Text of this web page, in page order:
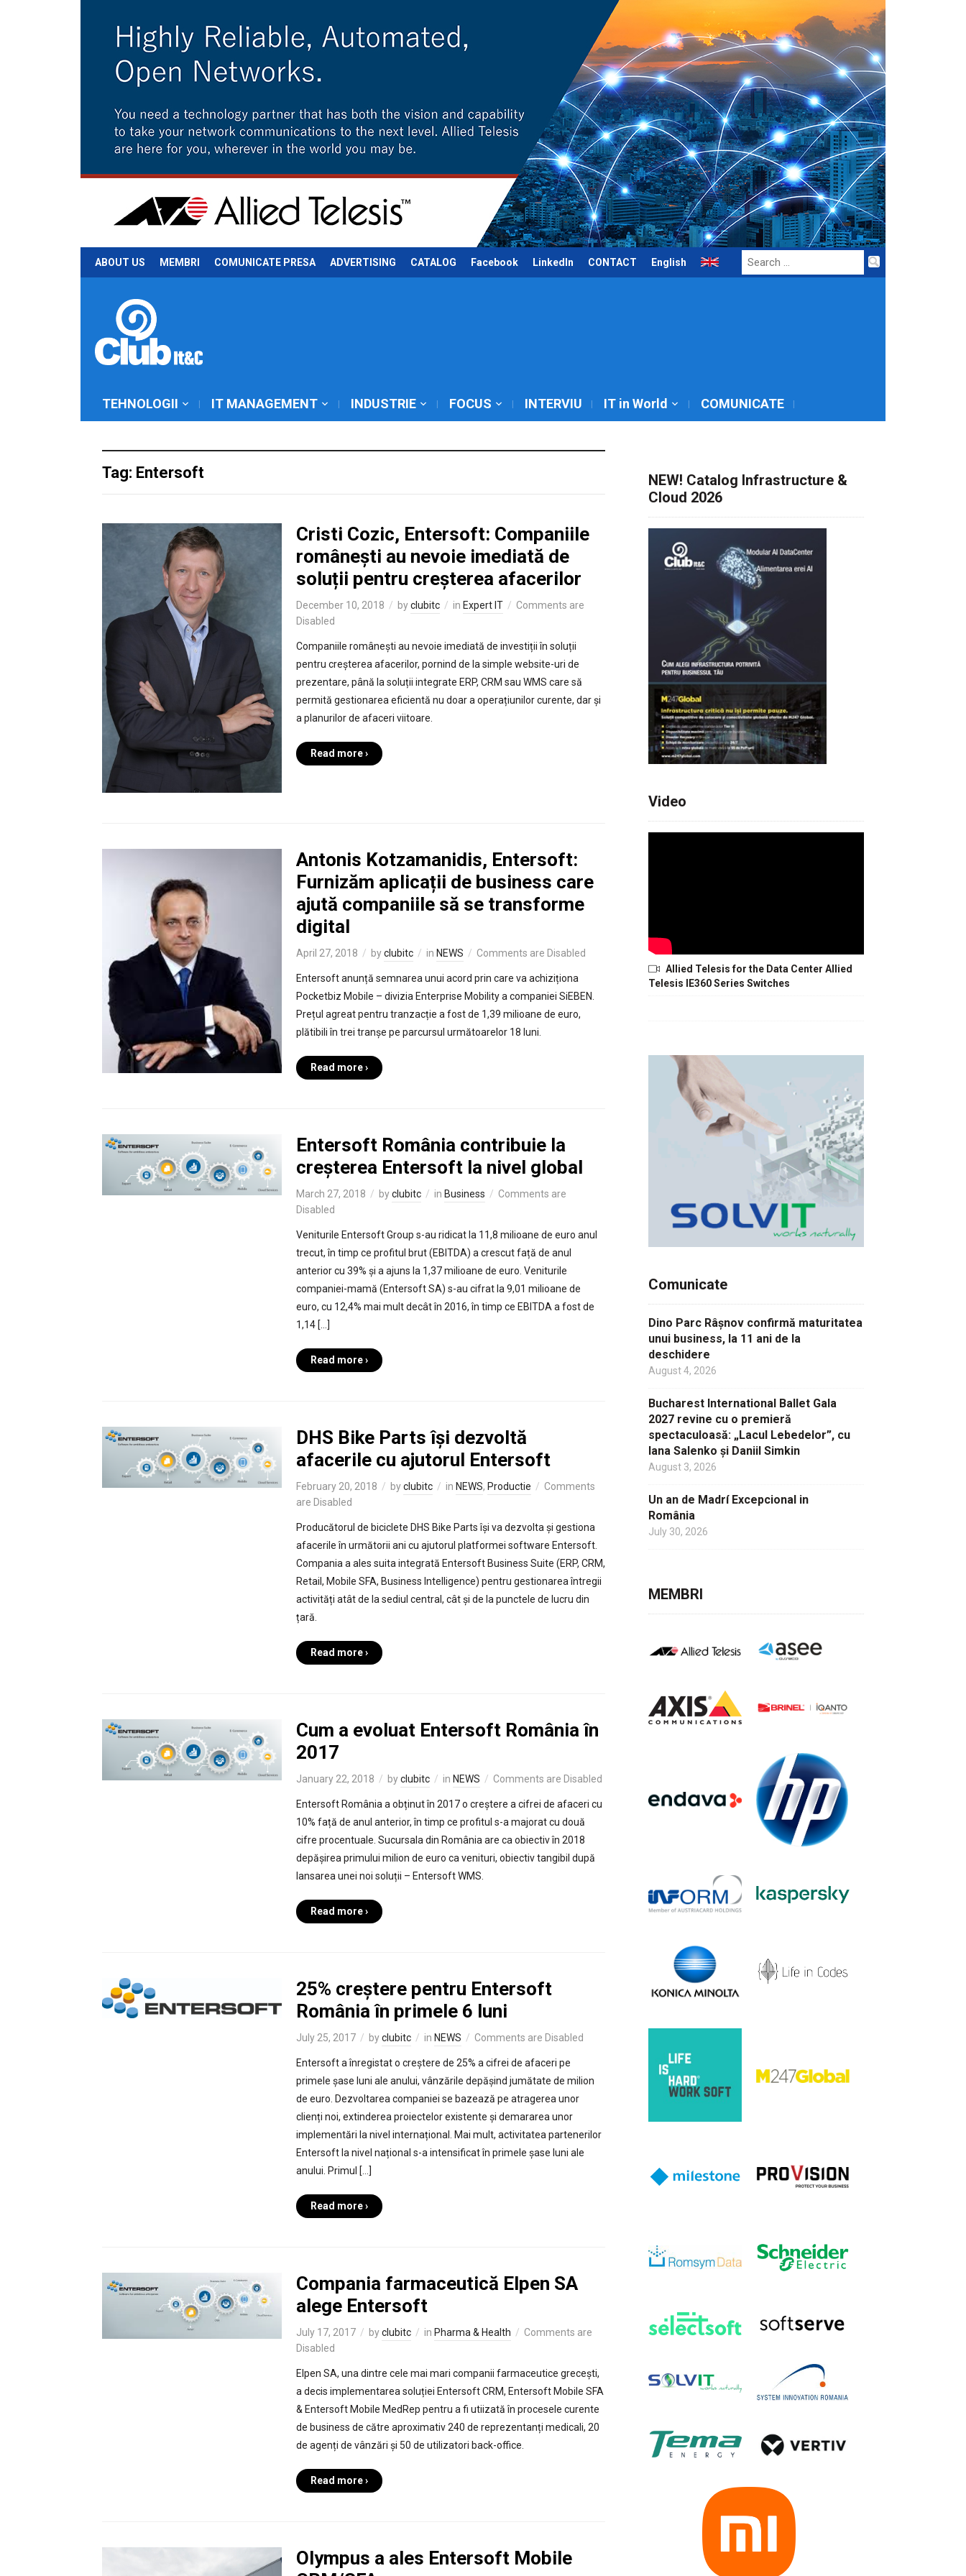
ABOUT US MEMBRI COMUNICATE PRESA ADVERTISING CATALOG Facebook LinkedIn CONTACT English
Search
for:
TEHNOLOGII IT MANAGEMENT INDUSTRIE FOCUS INTERVIU IT in World COMUNICATE
Tag: Entersoft
Cristi Cozic, Entersoft: Companiile
românești au nevoie imediată de
soluții pentru creșterea afacerilor
December 10, 2018 byclubitc in Expert IT
Comments are
Disabled
Companiile românești au nevoie imediată de investiții în soluții
pentru creșterea afacerilor, pornind de la simple website-uri de
prezentare, până la soluții integrate ERP, CRM sau WMS care să
permită gestionarea eficientă nu doar a operațiunilor curente, dar și
a planurilor de afaceri viitoare.
Read more ›
Antonis Kotzamanidis, Entersoft:
Furnizăm aplicații de business care
ajută companiile să se transforme
digital
April 27, 2018 byclubitc in NEWS Comments are Disabled
Entersoft anunță semnarea unui acord prin care va achiziționa
Pocketbiz Mobile – divizia Enterprise Mobility a companiei SiEBEN.
Prețul agreat pentru tranzacție a fost de 1,39 milioane de euro,
plătibili în trei tranșe pe parcursul următoarelor 18 luni.
Read more ›
Entersoft România contribuie la
creșterea Entersoft la nivel global
March 27, 2018 byclubitc in Business
Comments are
Disabled
Veniturile Entersoft Group s-au ridicat la 11,8 milioane de euro anul
trecut, în timp ce profitul brut (EBITDA) a crescut față de anul
anterior cu 39% și a ajuns la 1,37 milioane de euro. Veniturile
companiei-mamă (Entersoft SA) s-au cifrat la 9,01 milioane de
euro, cu 12,4% mai mult decât în 2016, în timp ce EBITDA a fost de
1,14 […]
Read more ›
DHS Bike Parts își dezvoltă
afacerile cu ajutorul Entersoft
February 20, 2018 byclubitc in NEWS, Productie
Comments
are Disabled
Producătorul de biciclete DHS Bike Parts își va dezvolta și gestiona
afacerile în următorii ani cu ajutorul platformei software Entersoft.
Compania a ales suita integrată Entersoft Business Suite (ERP, CRM,
Retail, Mobile SFA, Business Intelligence) pentru gestionarea întregii
activități atât de la sediul central, cât și de la punctele de lucru din
țară.
Read more ›
Cum a evoluat Entersoft România în
2017
January 22, 2018 byclubitc in NEWS Comments are Disabled
Entersoft România a obținut în 2017 o creștere a cifrei de afaceri cu
10% față de anul anterior, în timp ce profitul s-a majorat cu două
cifre procentuale. Sucursala din România are ca obiectiv în 2018
depășirea primului milion de euro ca venituri, obiectiv tangibil după
lansarea unei noi soluții – Entersoft WMS.
Read more ›
25% creștere pentru Entersoft
România în primele 6 luni
July 25, 2017 byclubitc in NEWS Comments are Disabled
Entersoft a înregistat o creștere de 25% a cifrei de afaceri pe
primele șase luni ale anului, vânzările depășind jumătate de milion
de euro. Dezvoltarea companiei se bazează pe atragerea unor
clienți noi, extinderea proiectelor existente și demararea unor
implementări la nivel internațional. Mai mult, activitatea partenerilor
Entersoft la nivel național s-a intensificat în primele șase luni ale
anului. Primul […]
Read more ›
Compania farmaceutică Elpen SA
alege Entersoft
July 17, 2017 byclubitc in Pharma & Health
Comments are
Disabled
Elpen SA, una dintre cele mai mari companii farmaceutice grecești,
a decis implementarea soluției Entersoft CRM, Entersoft Mobile SFA
& Entersoft Mobile MedRep pentru a fi utiizată în procesele curente
de business de către aproximativ 240 de reprezentanți medicali, 20
de agenți de vânzări și 50 de utilizatori back-office.
Read more ›
Olympus a ales Entersoft Mobile
NEW! Catalog Infrastructure &
Cloud 2026
Video
Allied Telesis for the Data Center Allied
Telesis IE360 Series Switches
Comunicate
Dino Parc Râșnov confirmă maturitatea
unui business, la 11 ani de la
deschidere
August 4, 2026
Bucharest International Ballet Gala
2027 revine cu o premieră
spectaculoasă: „Lacul Lebedelor”, cu
Iana Salenko și Daniil Simkin
August 3, 2026
Un an de Madrí Excepcional in
România
July 30, 2026
MEMBRI